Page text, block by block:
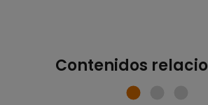
Contenidos